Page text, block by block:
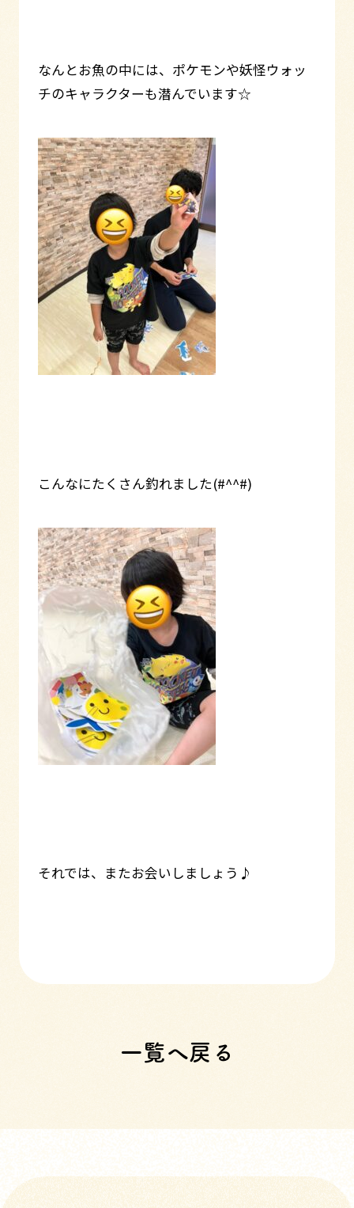
なんとお魚の中には、ポケモンや妖怪ウォッ
チのキャラクターも潜んでいます☆
こんなにたくさん釣れました(#^^#)
それでは、またお会いしましょう♪
一覧へ戻る